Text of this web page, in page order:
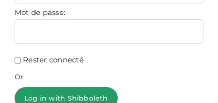
Mot de passe:
Rester connecté
Or
Log in with Shibboleth